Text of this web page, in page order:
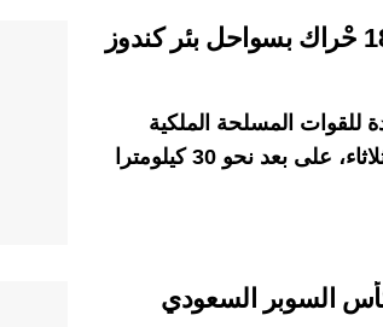
للقوات المسلحة الملكية
مكلفة بمراقبة الساحل، اليوم الثلاثاء، على بعد نحو 30 كيلومترا
كأس السوبر السعودي